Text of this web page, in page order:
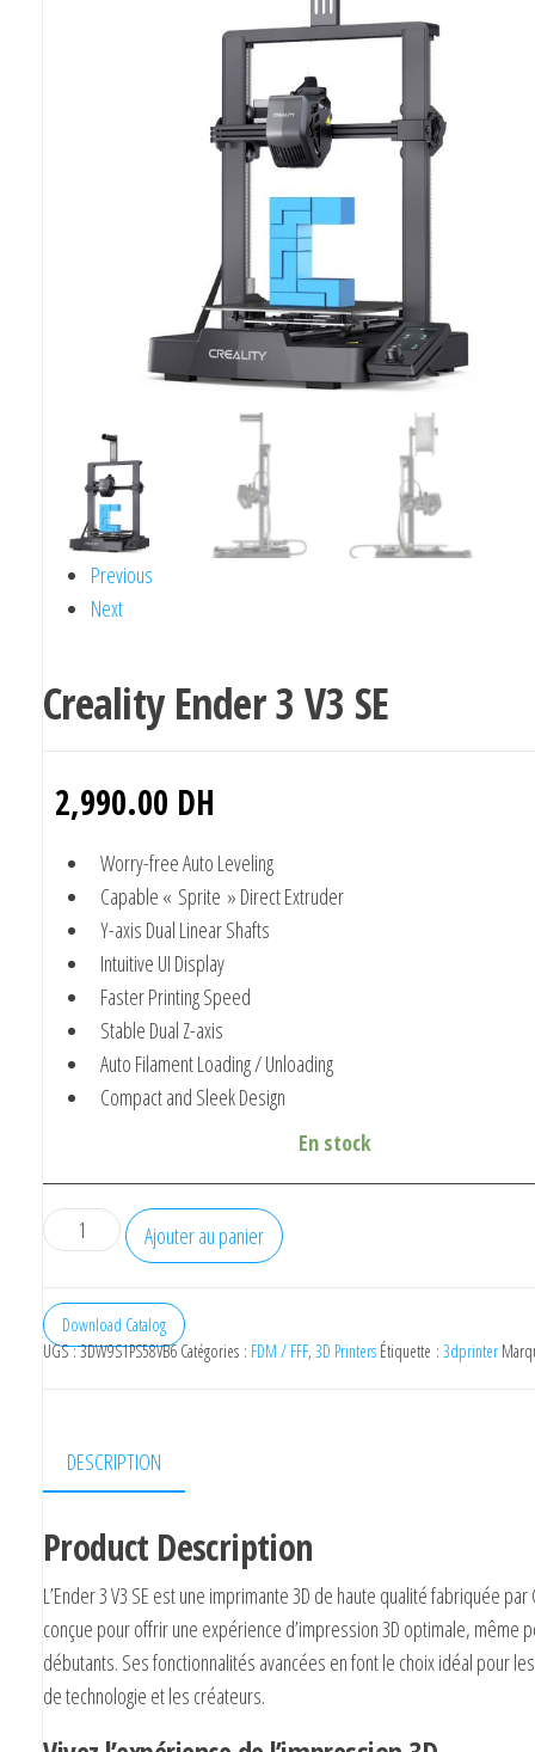
Previous
Next
Creality Ender 3 V3 SE
2,990.00 DH
Worry-free Auto Leveling
Capable « Sprite » Direct Extruder
Y-axis Dual Linear Shafts
Intuitive UI Display
Faster Printing Speed
Stable Dual Z-axis
Auto Filament Loading / Unloading
Compact and Sleek Design
En stock
quantité
de
Ender
3
Ajouter au panier
Download Catalog
UGS :3DW9S1PS58VB6 Catégories : FDM / FFF, 3D Printers Étiquette : 3dprinter
DESCRIPTION
Product Description
L’Ender 3 V3 SE est une imprimante 3D de haute qualité fabriquée par
conçue pour offrir une expérience d’impression 3D optimale, même
débutants. Ses fonctionnalités avancées en font le choix idéal pour
de technologie et les créateurs.